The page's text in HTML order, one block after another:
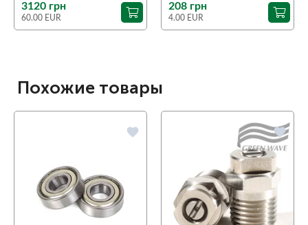
1/4"В-1/4"В
3120 грн
60.00 EUR
208 грн
4.00 EUR
Похожие товары
favorite favorite